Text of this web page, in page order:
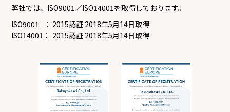
弊社では、ISO9001／ISO14001を取得しております。
ISO9001 ： 2015認証 2018年5月14日取得
ISO14001： 2015認証 2018年5月14日取得